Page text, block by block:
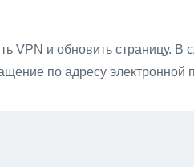
VPN и обновить страницу. В
по адресу электронной